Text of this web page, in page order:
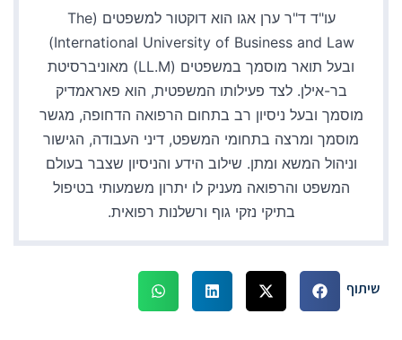
עו"ד ד"ר ערן אגו הוא דוקטור למשפטים (The
International University of Business and Law)
ובעל תואר מוסמך במשפטים (LL.M) מאוניברסיטת
בר-אילן. לצד פעילותו המשפטית, הוא פאראמדיק
מוסמך ובעל ניסיון רב בתחום הרפואה הדחופה, מגשר
מוסמך ומרצה בתחומי המשפט, דיני העבודה, הגישור
וניהול המשא ומתן. שילוב הידע והניסיון שצבר בעולם
המשפט והרפואה מעניק לו יתרון משמעותי בטיפול
בתיקי נזקי גוף ורשלנות רפואית.
שיתוף